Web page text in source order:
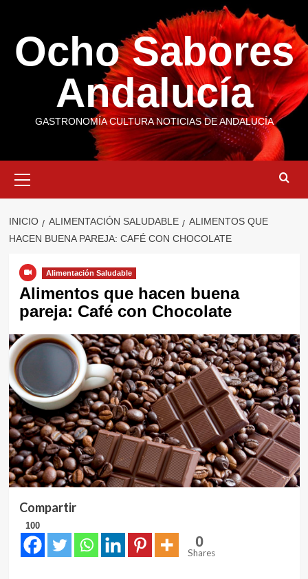
contenido
Ocho Sabores
Andalucía
GASTRONOMÍA CULTURA NOTICIAS DE ANDALUCÍA
primario
INICIO ALIMENTACIÓN SALUDABLE
ALIMENTOS QUE
HACEN BUENA PAREJA: CAFÉ CON CHOCOLATE
Alimentación Saludable
Alimentos que hacen buena
pareja: Café con Chocolate
Compartir
100
0
Shares